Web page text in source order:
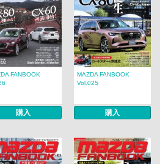
FANBOOK
購入
MAZDA FANBOOK
Vol.025
購入